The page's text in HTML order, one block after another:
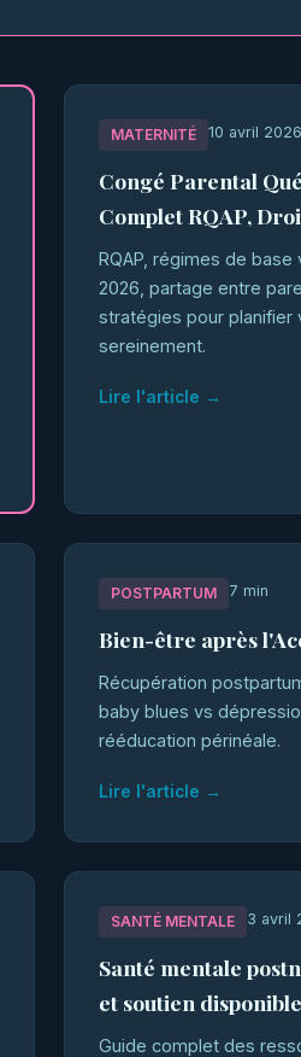
MATERNITÉ 10 avril
Congé Parental
Complet RQAP,
RQAP, régimes de
2026, partage entre
stratégies pour planifier
sereinement.
Lire l'article →
POSTPARTUM 7 min
Bien-être après
Récupération
baby blues vs
rééducation périnéale.
Lire l'article →
SANTÉ MENTALE 3 avril
Santé mentale
et soutien
Guide complet des